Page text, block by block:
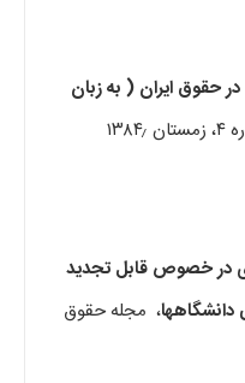
حقوق ایران ( به زبان
در خصوص قابل تجدید
دانشگاهها، مجله حقوق